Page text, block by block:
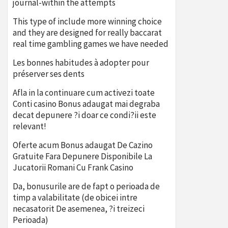
journal-within the attempts
This type of include more winning choice
and they are designed for really baccarat
real time gambling games we have needed
Les bonnes habitudes à adopter pour
préserver ses dents
Afla in la continuare cum activezi toate
Conti casino Bonus adaugat mai degraba
decat depunere ?i doar ce condi?ii este
relevant!
Oferte acum Bonus adaugat De Cazino
Gratuite Fara Depunere Disponibile La
Jucatorii Romani Cu Frank Casino
Da, bonusurile are de fapt o perioada de
timp a valabilitate (de obicei intre
necasatorit De asemenea, ?i treizeci
Perioada)